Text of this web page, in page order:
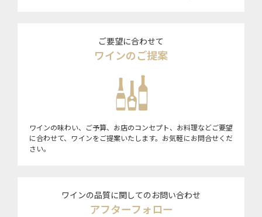
ご要望に合わせて
ワインのご提案
ワインの味わい、ご予算、お店のコンセプト、お料理などご要望
に合わせて、ワインをご提案いたします。お気軽にお問合せくだ
さい。
ワインの品質に関してのお問い合わせ
アフターフォロー